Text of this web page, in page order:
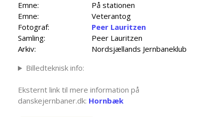
Emne:
På stationen
Emne:
Veterantog
Fotograf:
Peer Lauritzen
Samling:
Peer Lauritzen
Arkiv:
Nordsjællands Jernbaneklub
Billedteknisk info:
Eksternt link til mere information på
danskejernbaner.dk: Hornbæk